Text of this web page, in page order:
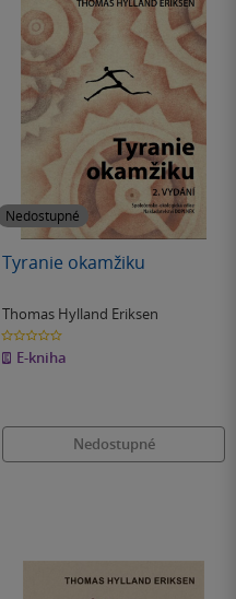
Nedostupné
Tyranie okamžiku
Thomas Hylland Eriksen
0.0
z
5
hvězdiček
E-kniha
Nedostupné